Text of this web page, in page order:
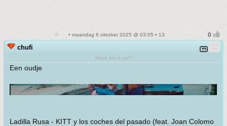
• maandag 6 oktober 2025 @ 03:05 • 13
chufi
Hace frio o no?
Een oudje
Ladilla Rusa - KITT y los coches del pasado (feat. Joan Colomo